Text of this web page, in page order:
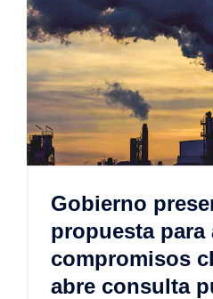
Gobierno
propuesta para
compromisos
abre consulta